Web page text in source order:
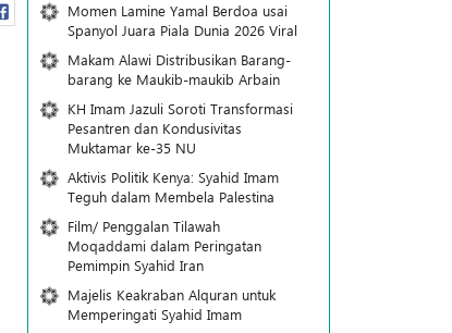
Momen Lamine Yamal Berdoa usai
Spanyol Juara Piala Dunia 2026 Viral
Makam Alawi Distribusikan Barang-
barang ke Maukib-maukib Arbain
KH Imam Jazuli Soroti Transformasi
Pesantren dan Kondusivitas
Muktamar ke-35 NU
Aktivis Politik Kenya: Syahid Imam
Teguh dalam Membela Palestina
Film/ Penggalan Tilawah
Moqaddami dalam Peringatan
Pemimpin Syahid Iran
Majelis Keakraban Alquran untuk
Memperingati Syahid Imam